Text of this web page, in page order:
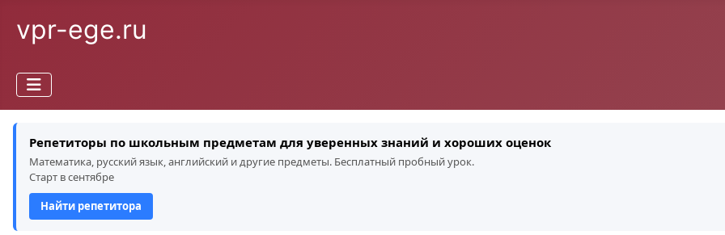
vpr-ege.ru
Репетиторы по школьным предметам для уверенных знаний и хороших оценок
Математика, русский язык, английский и другие предметы. Бесплатный пробный урок.
Старт в сентябре
Найти репетитора